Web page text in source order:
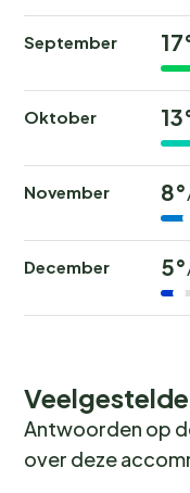
September
Oktober
November 8°
December 5°
Antwoorden op
over deze